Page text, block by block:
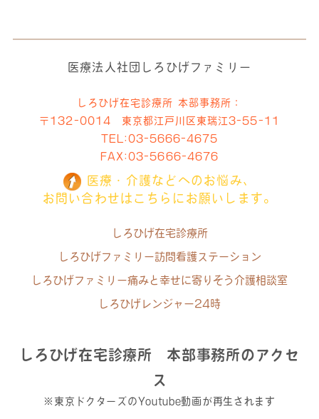
医療法人社団しろひげファミリー
しろひげ在宅診療所 本部事務所：
〒132-0014 東京都江戸川区東瑞江3-55-11
TEL: 03-5666-4675
FAX:03-5666-4676
医療・介護などへのお悩み、
お問い合わせはこちらにお願いします。
しろひげ在宅診療所
しろひげファミリー訪問看護ステーション
しろひげファミリー痛みと幸せに寄りそう介護相談室
しろひげレンジャー24時
しろひげ在宅診療所 本部事務所のアクセ
ス
※東京ドクターズのYoutube動画が再生されます